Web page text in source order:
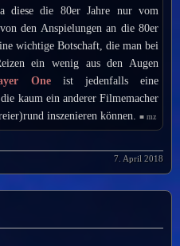
diese die 80er Jahre nur vom
den Anspielungen an die 80er
wichtige Botschaft, die man bei
ein wenig aus den Augen
Oneist jedenfalls eine
kaum ein anderer Filmemacher
inszenieren können.
■ mz
7. April 2018